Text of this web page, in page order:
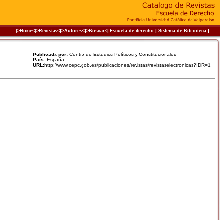
|>Home<|>Revistas<|>Autores<|>Buscar<|Escuela de derecho|Sistema de Biblioteca|
Publicada por: Centro de Estudios Políticos y Constitucionales
País: España
URL:http://www.cepc.gob.es/publicaciones/revistas/revistaselectronicas?IDR=1